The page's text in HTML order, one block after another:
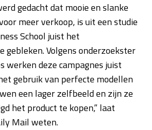
gedacht dat mooie en slanke
meer verkoop, is uit een studie
School juist het
gebleken. Volgens onderzoekster
werken deze campagnes juist
gebruik van perfecte modellen
een lager zelfbeeld en zijn ze
het product te kopen,” laat
Mail weten.